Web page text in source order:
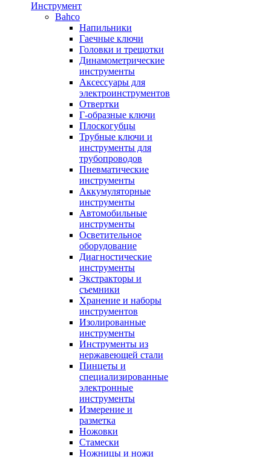
Инструмент
Bahco
Напильники
Гаечные ключи
Головки и трещотки
Динамометрические
инструменты
Аксессуары для
электроинструментов
Отвертки
Г-образные ключи
Плоскогубцы
Трубные ключи и
инструменты для
трубопроводов
Пневматические
инструменты
Аккумуляторные
инструменты
Автомобильные
инструменты
Осветительное
оборудование
Диагностические
инструменты
Экстракторы и
съемники
Хранение и наборы
инструментов
Изолированные
инструменты
Инструменты из
нержавеющей стали
Пинцеты и
специализированные
электронные
инструменты
Измерение и
разметка
Ножовки
Стамески
Ножницы и ножи